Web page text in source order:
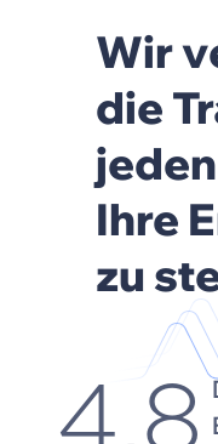
Wir
die
Ihre
zu
4.8